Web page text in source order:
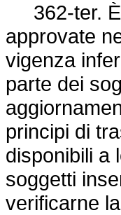
362-ter. È
approvate
vigenza
parte dei
principi di
disponibili a
soggetti
verificarne